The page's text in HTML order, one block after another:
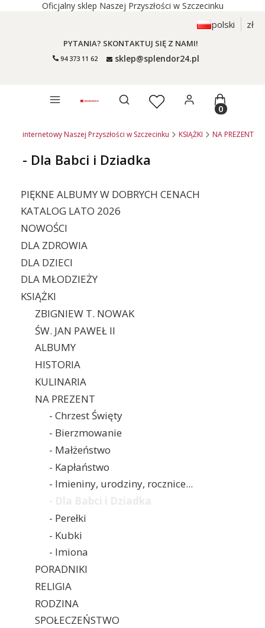
Oficjalny sklep Naszej Przyszłości w Szczecinku
polski zł
PYTANIA? SKONTAKTUJ SIĘ Z NAMI!
94 373 11 62 sklep@splendor24.pl
Otwórz wyszukiwarkęProdukty
internetowy Naszej Przyszłości w Szczecinku KSIĄŻKI NA PREZENT
- Dla Babci i Dziadka
PIĘKNE ALBUMY W DOBRYCH CENACH
KATALOG LATO 2026
NOWOŚCI
DLA ZDROWIA
DLA DZIECI
DLA MŁODZIEŻY
KSIĄŻKI
ZBIGNIEW T. NOWAK
ŚW. JAN PAWEŁ II
ALBUMY
HISTORIA
KULINARIA
NA PREZENT
- Chrzest Święty
- Bierzmowanie
- Małżeństwo
- Kapłaństwo
- Imieniny, urodziny, rocznice...
- Perełki
- Kubki
- Imiona
PORADNIKI
RELIGIA
RODZINA
SPOŁECZEŃSTWO